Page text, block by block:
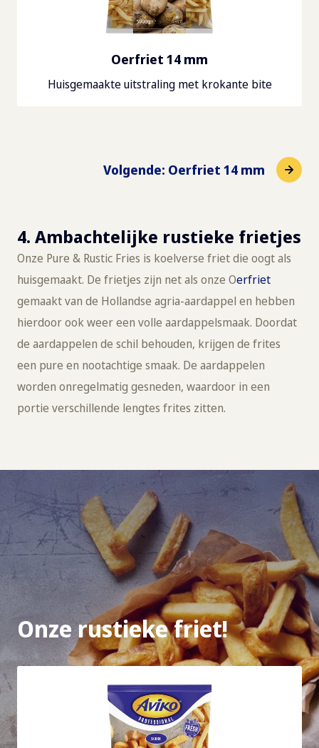
Volgende: Oerfriet 14 mm
Oerfriet 14 mm
Huisgemaakte uitstraling met krokante bite
4. Ambachtelijke rustieke frietjes
Onze Pure & Rustic Fries is koelverse friet die oogt als
huisgemaakt. De frietjes zijn net als onze Oerfriet
gemaakt van de Hollandse agria-aardappel en hebben
hierdoor ook weer een volle aardappelsmaak. Doordat
de aardappelen de schil behouden, krijgen de frites
een pure en nootachtige smaak. De aardappelen
worden onregelmatig gesneden, waardoor in een
portie verschillende lengtes frites zitten.
Onze rustieke friet!